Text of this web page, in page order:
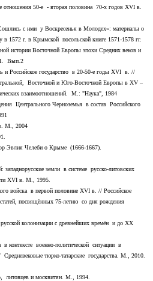
отношения 50-е - вторая половина 70-х годов XVI в.
с нми у Воскресенья в Молодех»: материалы о
1572 г. в Крымской посольской книге 1571-1578 гг.
истории Восточной Европы эпохи Средних веков и
Вып.2
Российское государство в 20-50-е годы XVI в. //
Восточной и Юго-Восточной Европы в XV –
взаимоотношений. М.: "Наука", 1984
Центрального Черноземья в состав Российского
М., 2004
Эвлия Челеби о Крыме (1666-1667).
земли в системе русско-литовских
XVI в. М., 1995.
войска в первой половине XVI в. // Российское
посвящённых 75-летию со дня рождения
колонизации с древнейших времён и до ХХ
военно-политической ситуации в
Средневековые тюрко-татарские государства. М., 2010.
литовцев и москвитян. М., 1994.